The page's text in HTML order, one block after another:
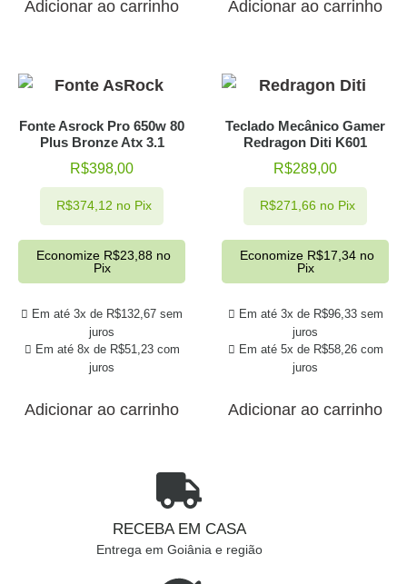
Adicionar ao carrinho Adicionar ao carrinho
Fonte Asrock Pro 650w 80
Plus Bronze Atx 3.1
R$398,00
Em até 3x de R$132,67 sem
juros
Em até 8x de R$51,23com
juros
R$374,12 no Pix
Economize R$23,88 no
Pix
Adicionar ao carrinho
Teclado Mecânico Gamer
Redragon Diti K601
R$289,00
Em até 3x de R$96,33sem
juros
Em até 5x de R$58,26com
juros
R$271,66 no Pix
Economize R$17,34 no
Pix
Adicionar ao carrinho
RECEBA EM CASA
Entrega em Goiânia e região